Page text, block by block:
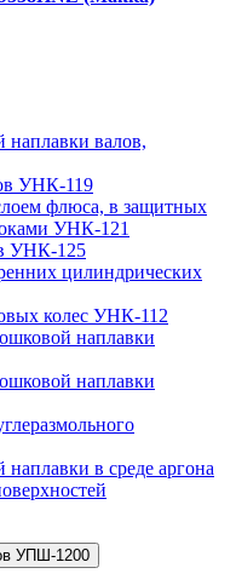
наплавки валов,
УНК-119
флюса, в защитных
УНК-121
УНК-125
цилиндрических
колес УНК-112
наплавки
наплавки
наплавки в среде аргона
УПШ-1200